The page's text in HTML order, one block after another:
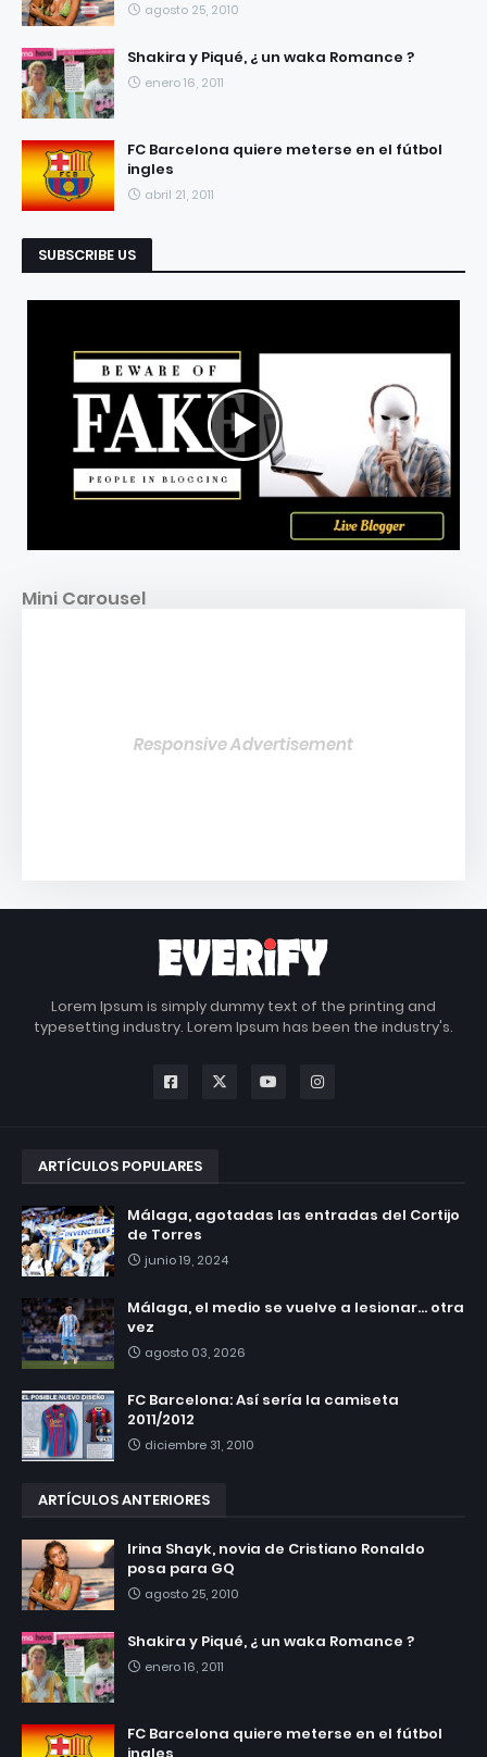
agosto 25, 2010
Shakira y Piqué, ¿ un waka Romance ?
enero 16, 2011
FC Barcelona quiere meterse en el fútbol
ingles
abril 21, 2011
SUBSCRIBE US
Mini Carousel
Responsive Advertisement
Lorem Ipsum is simply dummy text of the printing and
typesetting industry. Lorem Ipsum has been the industry's.
ARTÍCULOS POPULARES
Málaga, agotadas las entradas del Cortijo
de Torres
junio 19, 2024
Málaga, el medio se vuelve a lesionar... otra
vez
agosto 03, 2026
FC Barcelona: Así sería la camiseta
2011/2012
diciembre 31, 2010
ARTÍCULOS ANTERIORES
Irina Shayk, novia de Cristiano Ronaldo
posa para GQ
agosto 25, 2010
Shakira y Piqué, ¿ un waka Romance ?
enero 16, 2011
FC Barcelona quiere meterse en el fútbol
ingles